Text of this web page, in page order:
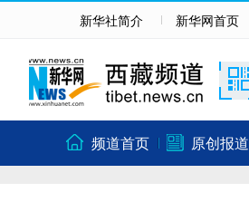
新华社简介 新华网首页
频道首页 原创报道